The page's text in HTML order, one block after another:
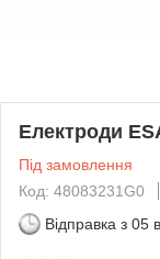
Електроди
Під замовлення
Код: 48083231G0
Відправка з 05